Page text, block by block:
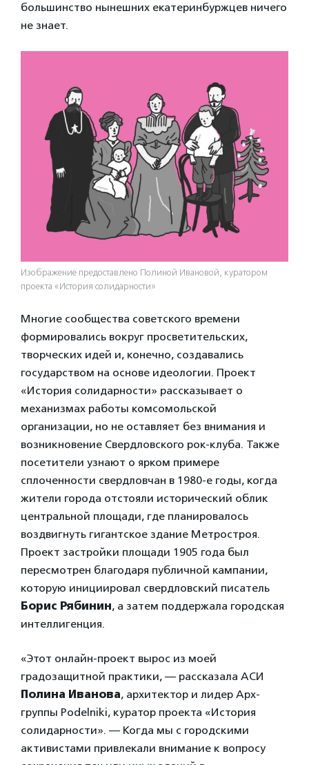
большинство нынешних екатеринбуржцев ничего
не знает.
Изображение предоставлено Полиной Ивановой, куратором
проекта «История солидарности»
Многие сообщества советского времени
формировались вокруг просветительских,
творческих идей и, конечно, создавались
государством на основе идеологии. Проект
«История солидарности» рассказывает о
механизмах работы комсомольской
организации, но не оставляет без внимания и
возникновение Свердловского рок-клуба. Также
посетители узнают о ярком примере
сплоченности свердловчан в 1980-е годы, когда
жители города отстояли исторический облик
центральной площади, где планировалось
воздвигнуть гигантское здание Метростроя.
Проект застройки площади 1905 года был
пересмотрен благодаря публичной кампании,
которую инициировал свердловский писатель
Борис Рябинин, а затем поддержала городская
интеллигенция.
«Этот онлайн-проект вырос из моей
градозащитной практики, — рассказала АСИ
Полина Иванова, архитектор и лидер Арх-
группы Podelniki, куратор проекта «История
солидарности». — Когда мы с городскими
активистами привлекали внимание к вопросу